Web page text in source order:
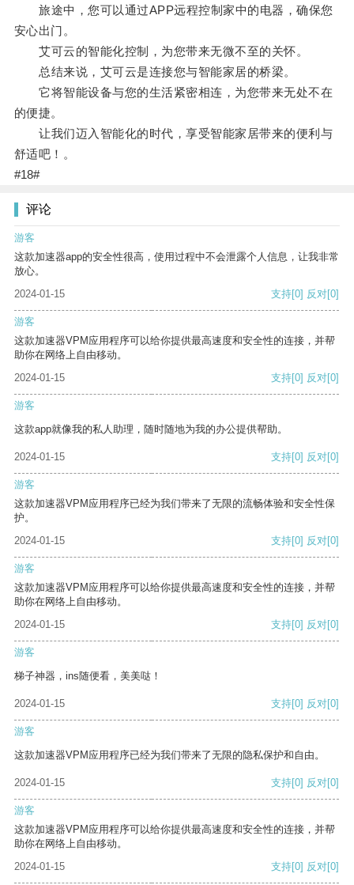
旅途中，您可以通过APP远程控制家中的电器，确保您
安心出门。
艾可云的智能化控制，为您带来无微不至的关怀。
总结来说，艾可云是连接您与智能家居的桥梁。
它将智能设备与您的生活紧密相连，为您带来无处不在
的便捷。
让我们迈入智能化的时代，享受智能家居带来的便利与
舒适吧！。
#18#
评论
游客
这款加速器app的安全性很高，使用过程中不会泄露个人信息，让我非常
放心。
2024-01-15
支持[0] 反对[0]
游客
这款加速器VPM应用程序可以给你提供最高速度和安全性的连接，并帮
助你在网络上自由移动。
2024-01-15
支持[0] 反对[0]
游客
这款app就像我的私人助理，随时随地为我的办公提供帮助。
2024-01-15 支持[0] 反对[0]
游客
这款加速器VPM应用程序已经为我们带来了无限的流畅体验和安全性保
护。
2024-01-15
支持[0] 反对[0]
游客
这款加速器VPM应用程序可以给你提供最高速度和安全性的连接，并帮
助你在网络上自由移动。
2024-01-15
支持[0] 反对[0]
游客
梯子神器，ins随便看，美美哒！
2024-01-15 支持[0] 反对[0]
游客
这款加速器VPM应用程序已经为我们带来了无限的隐私保护和自由。
2024-01-15 支持[0] 反对[0]
游客
这款加速器VPM应用程序可以给你提供最高速度和安全性的连接，并帮
助你在网络上自由移动。
2024-01-15
支持[0] 反对[0]